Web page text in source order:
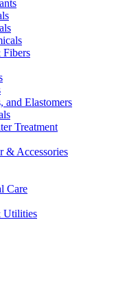
Fibers
and Elastomers
Treatment
& Accessories
Care
Utilities